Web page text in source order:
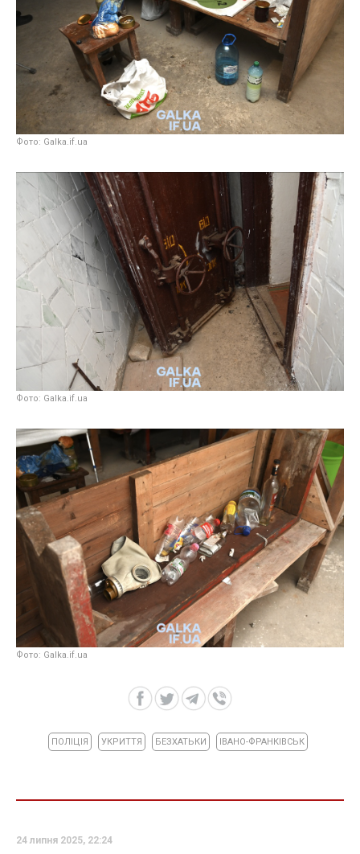
Фото: Galka.if.ua
Фото: Galka.if.ua
Фото: Galka.if.ua
ПОЛІЦІЯ УКРИТТЯ БЕЗХАТЬКИ ІВАНО-ФРАНКІВСЬК
24 липня 2025, 22:24